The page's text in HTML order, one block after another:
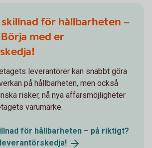
för hållbarheten –
med er
leverantörer kan snabbt göra
på hållbarheten, men också
risker, nå nya affärsmöjligheter
varumärke.
för hållbarheten – på riktigt?
leverantörskedja!